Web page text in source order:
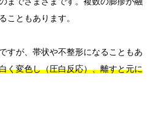
こともあります。
すが、帯状や不整形になることもあ
く変色し（圧白反応）、離すと元に